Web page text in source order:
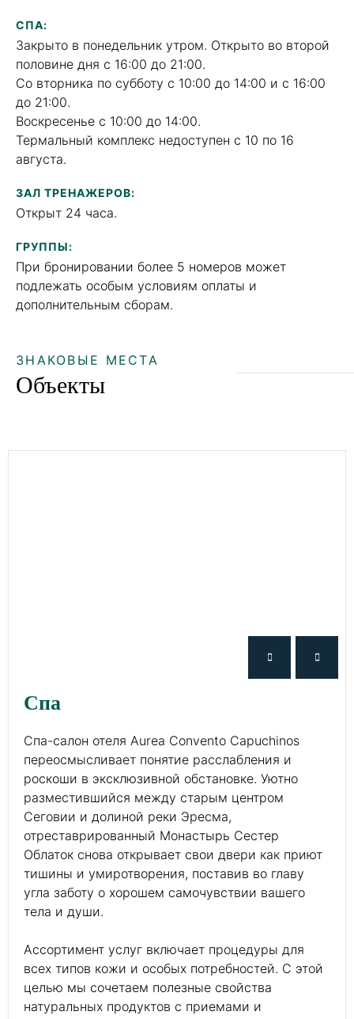
СПА:
Закрыто в понедельник утром. Открыто во второй
половине дня с 16:00 до 21:00.
Со вторника по субботу с 10:00 до 14:00 и с 16:00
до 21:00.
Воскресенье с 10:00 до 14:00.
Термальный комплекс недоступен с 10 по 16
августа.
ЗАЛ ТРЕНАЖЕРОВ:
Oткрыт 24 часа.
ГРУППЫ:
При бронировании более 5 номеров может
подлежать особым условиям оплаты и
дополнительным сборам.
ЗНАКОВЫЕ МЕСТА
Объекты
Спа
Спа-салон отеля Aurea Convento Capuchinos
переосмысливает понятие расслабления и
роскоши в эксклюзивной обстановке. Уютно
разместившийся между старым центром
Сеговии и долиной реки Эресма,
отреставрированный Монастырь Сестер
Облаток снова открывает свои двери как приют
тишины и умиротворения, поставив во главу
угла заботу о хорошем самочувствии вашего
тела и души.
Ассортимент услуг включает процедуры для
всех типов кожи и особых потребностей. С этой
целью мы сочетаем полезные свойства
натуральных продуктов с приемами и